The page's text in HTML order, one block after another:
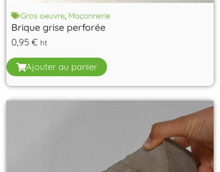
Gros oeuvre Maçonnerie
Brique grise perforée
0,95€ ht
Ajouter au panier